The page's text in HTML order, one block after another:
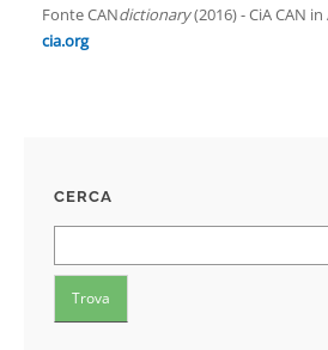
Fonte CANdictionary(2016) - CiA CAN
cia.org
CERCA